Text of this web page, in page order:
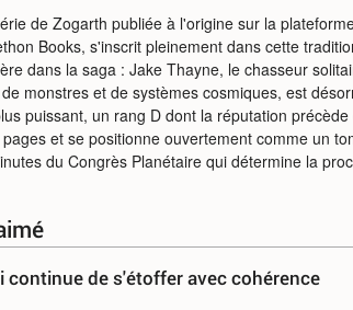
de Zogarth publiée à l'origine sur la
Books, s'inscrit pleinement dans cette
dans la saga : Jake Thayne, le chasseur
monstres et de systèmes cosmiques, est
puissant, un rang D dont la réputation
et se positionne ouvertement comme un
du Congrès Planétaire qui détermine la
continue de s'étoffer avec cohérence